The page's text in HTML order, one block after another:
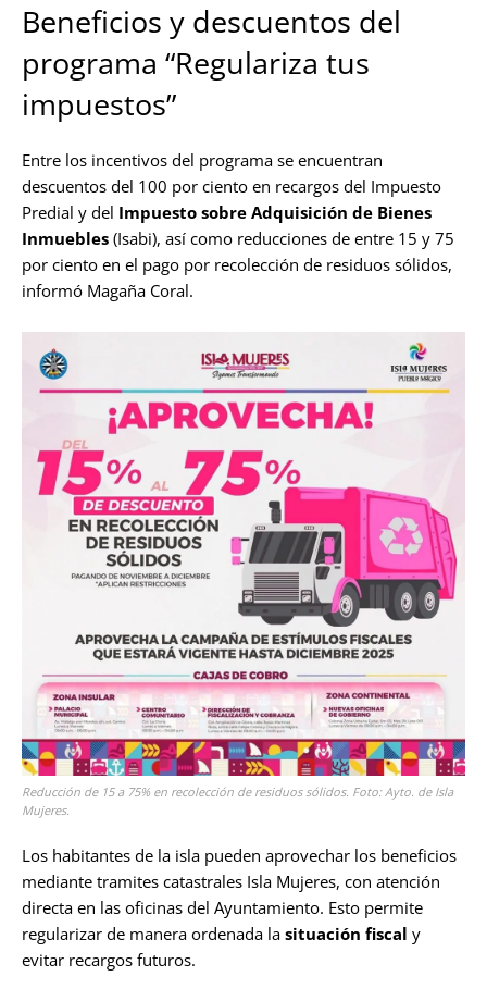
Beneficios y descuentos del
programa “Regulariza tus
impuestos”
Entre los incentivos del programa se encuentran
descuentos del 100 por ciento en recargos del Impuesto
Predial y del Impuesto sobre Adquisición de Bienes
Inmuebles (Isabi), así como reducciones de entre 15 y 75
por ciento en el pago por recolección de residuos sólidos,
informó Magaña Coral.
Reducción de 15 a 75% en recolección de residuos sólidos. Foto: Ayto. de Isla
Mujeres.
Los habitantes de la isla pueden aprovechar los beneficios
mediante tramites catastrales Isla Mujeres, con atención
directa en las oficinas del Ayuntamiento. Esto permite
regularizar de manera ordenada la situación fiscal y
evitar recargos futuros.